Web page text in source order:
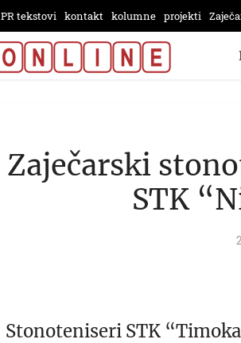
PR tekstovi kontakt kolumne projekti
Zaječarski
STK
Stonoteniseri STK